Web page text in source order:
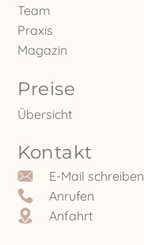
Team
Praxis
Magazin
Preise
Übersicht
Kontakt
E-Mail schreiben
Anrufen
Anfahrt